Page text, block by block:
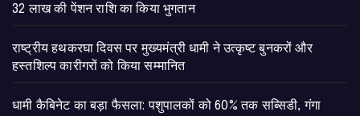
32 लाख की पेंशन राशि का किया भुगतान
राष्ट्रीय हथकरघा दिवस पर मुख्यमंत्री धामी ने उत्कृष्ट बुनकरों और
हस्तशिल्प कारीगरों को किया सम्मानित
​धामी कैबिनेट का बड़ा फैसला: पशुपालकों को 60% तक सब्सिडी, गंगा